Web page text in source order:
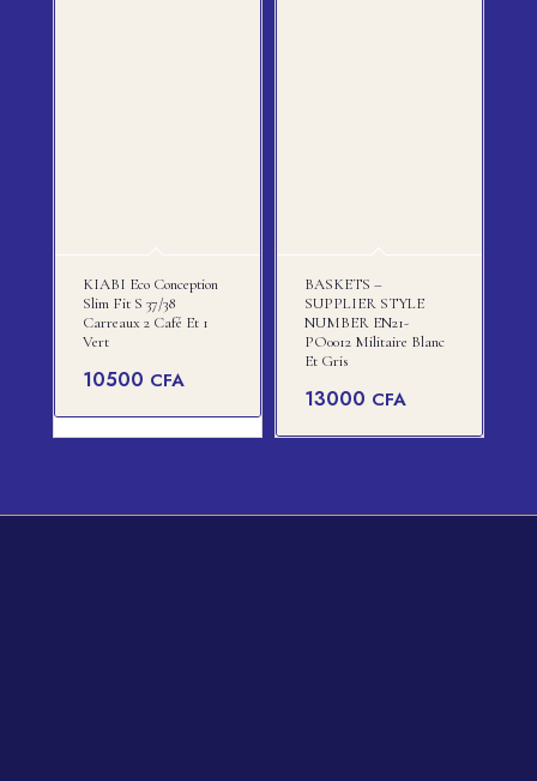
KIABI Eco Conception
Slim Fit S 37/38
Carreaux 2 Café Et 1
Vert
10500 CFA
BASKETS –
SUPPLIER STYLE
NUMBER EN21-
PO0012 Militaire Blanc
Et Gris
13000 CFA